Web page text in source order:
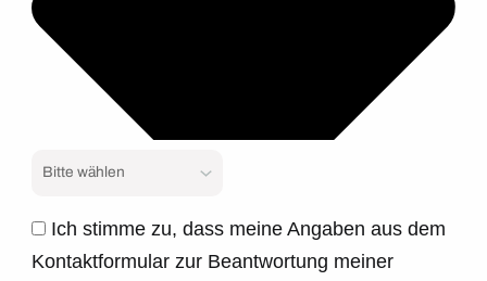
Ich stimme zu, dass meine Angaben aus dem
Kontaktformular zur Beantwortung meiner